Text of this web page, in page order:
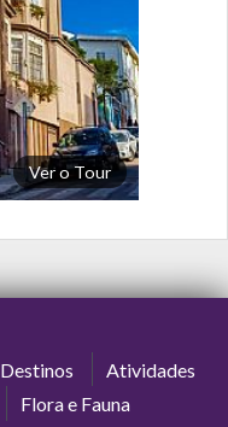
Ver o Tour
Destinos
Atividades
Flora e Fauna